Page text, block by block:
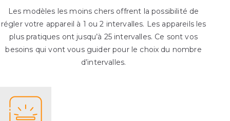
Les modèles les moins chers offrent la possibilité de
régler votre appareil à 1 ou 2 intervalles. Les appareils les
plus pratiques ont jusqu’à 25 intervalles. Ce sont vos
besoins qui vont vous guider pour le choix du nombre
d’intervalles.